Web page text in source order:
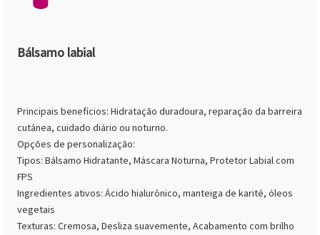
Bálsamo labial
Principais benefícios: Hidratação duradoura, reparação da barreira
cutânea, cuidado diário ou noturno.
Opções de personalização:
Tipos: Bálsamo Hidratante, Máscara Noturna, Protetor Labial com
FPS
Ingredientes ativos: Ácido hialurônico, manteiga de karité, óleos
vegetais
Texturas: Cremosa, Desliza suavemente, Acabamento com brilho